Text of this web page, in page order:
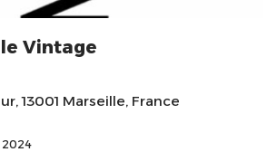
Vintage
13001 Marseille, France
2024